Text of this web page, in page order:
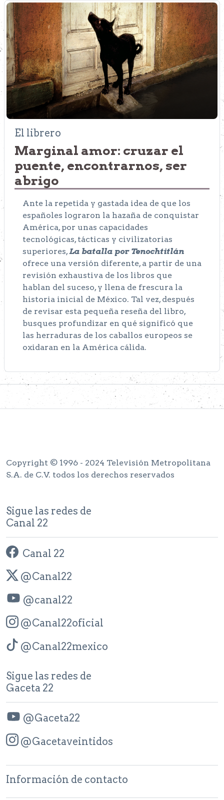
El librero
Marginal amor: cruzar el
puente, encontrarnos, ser
abrigo
Ante la repetida y gastada idea de que los
españoles lograron la hazaña de conquistar
América, por unas capacidades
tecnológicas, tácticas y civilizatorias
superiores,La batalla por Tenochtitlán
ofrece una versión diferente, a partir de una
revisión exhaustiva de los libros que
hablan del suceso, y llena de frescura la
historia inicial de México. Tal vez, después
de revisar esta pequeña reseña del libro,
busques profundizar en qué significó que
las herraduras de los caballos europeos se
oxidaran en la América cálida.
Copyright © 1996 - 2024 Televisión Metropolitana
S.A. de C.V. todos los derechos reservados
Sigue las redes de
Canal 22
Canal 22
@Canal22
@canal22
@Canal22oficial
@Canal22mexico
Sigue las redes de
Gaceta 22
@Gaceta22
@Gacetaveintidos
Información de contacto